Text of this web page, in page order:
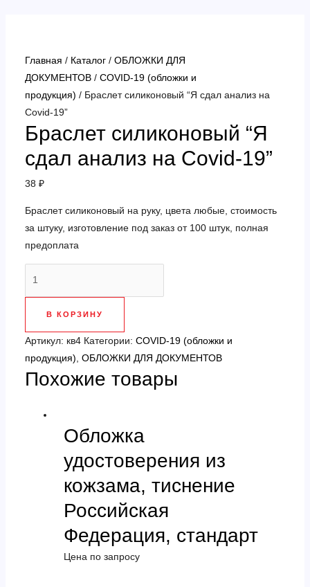
Главная / Каталог/ ОБЛОЖКИ ДЛЯ
ДОКУМЕНТОВ/ COVID-19 (обложки и
продукция) / Браслет силиконовый “Я сдал анализ на
Covid-19”
Браслет силиконовый “Я
сдал анализ на Covid-19”
38 ₽
Браслет силиконовый на руку, цвета любые, стоимость
за штуку, изготовление под заказ от 100 штук, полная
предоплата
"Я
сдал
анализ
В КОРЗИНУ
Артикул: кв4 Категории: COVID-19 (обложки и
продукция) ОБЛОЖКИ ДЛЯ ДОКУМЕНТОВ
Похожие товары
Обложка
удостоверения из
кожзама, тиснение
Российская
Федерация, стандарт
Цена по запросу